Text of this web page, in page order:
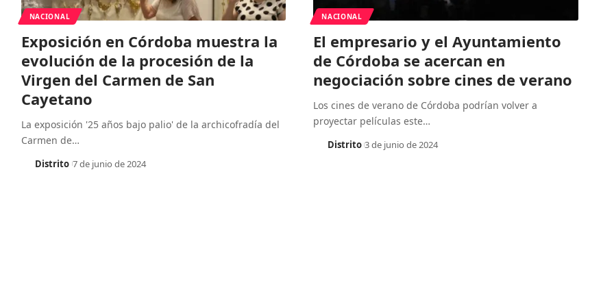
NACIONAL
Exposición en Córdoba muestra la
evolución de la procesión de la
Virgen del Carmen de San
Cayetano
La exposición '25 años bajo palio' de la archicofradía del
Carmen de…
Distrito 7 de junio de 2024
NACIONAL
El empresario y el Ayuntamiento
de Córdoba se acercan en
negociación sobre cines de verano
Los cines de verano de Córdoba podrían volver a
proyectar películas este…
Distrito 3 de junio de 2024